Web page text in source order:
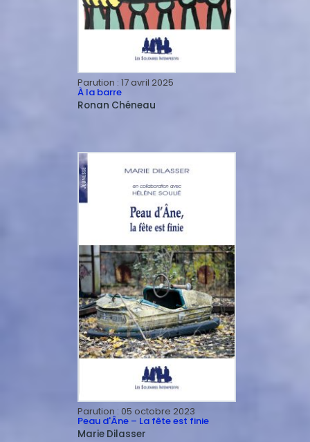
Parution : 17 avril 2025
À la barre
Ronan Chéneau
Parution : 05 octobre 2023
Peau d'Âne – La fête est finie
Marie Dilasser